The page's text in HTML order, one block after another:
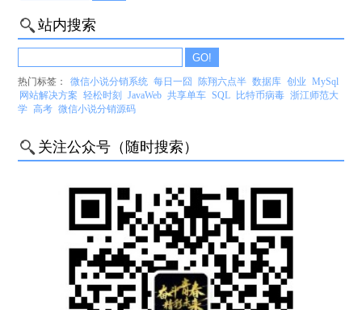
站内搜索
热门标签： 微信小说分销系统 每日一囧 陈翔六点半 数据库 创业
MySql
网站解决方案
轻松时刻 JavaWeb 共享单车 SQL 比特币病毒 浙江师范大
学 高考 微信小说分销源码
关注公众号（随时搜索）